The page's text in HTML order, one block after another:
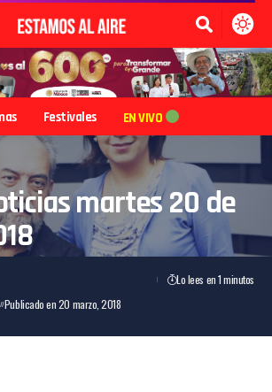
Festivales EN VIVO
martes 20 de
Publicado en 20 marzo, 2018
Lo lees en 1 minutos